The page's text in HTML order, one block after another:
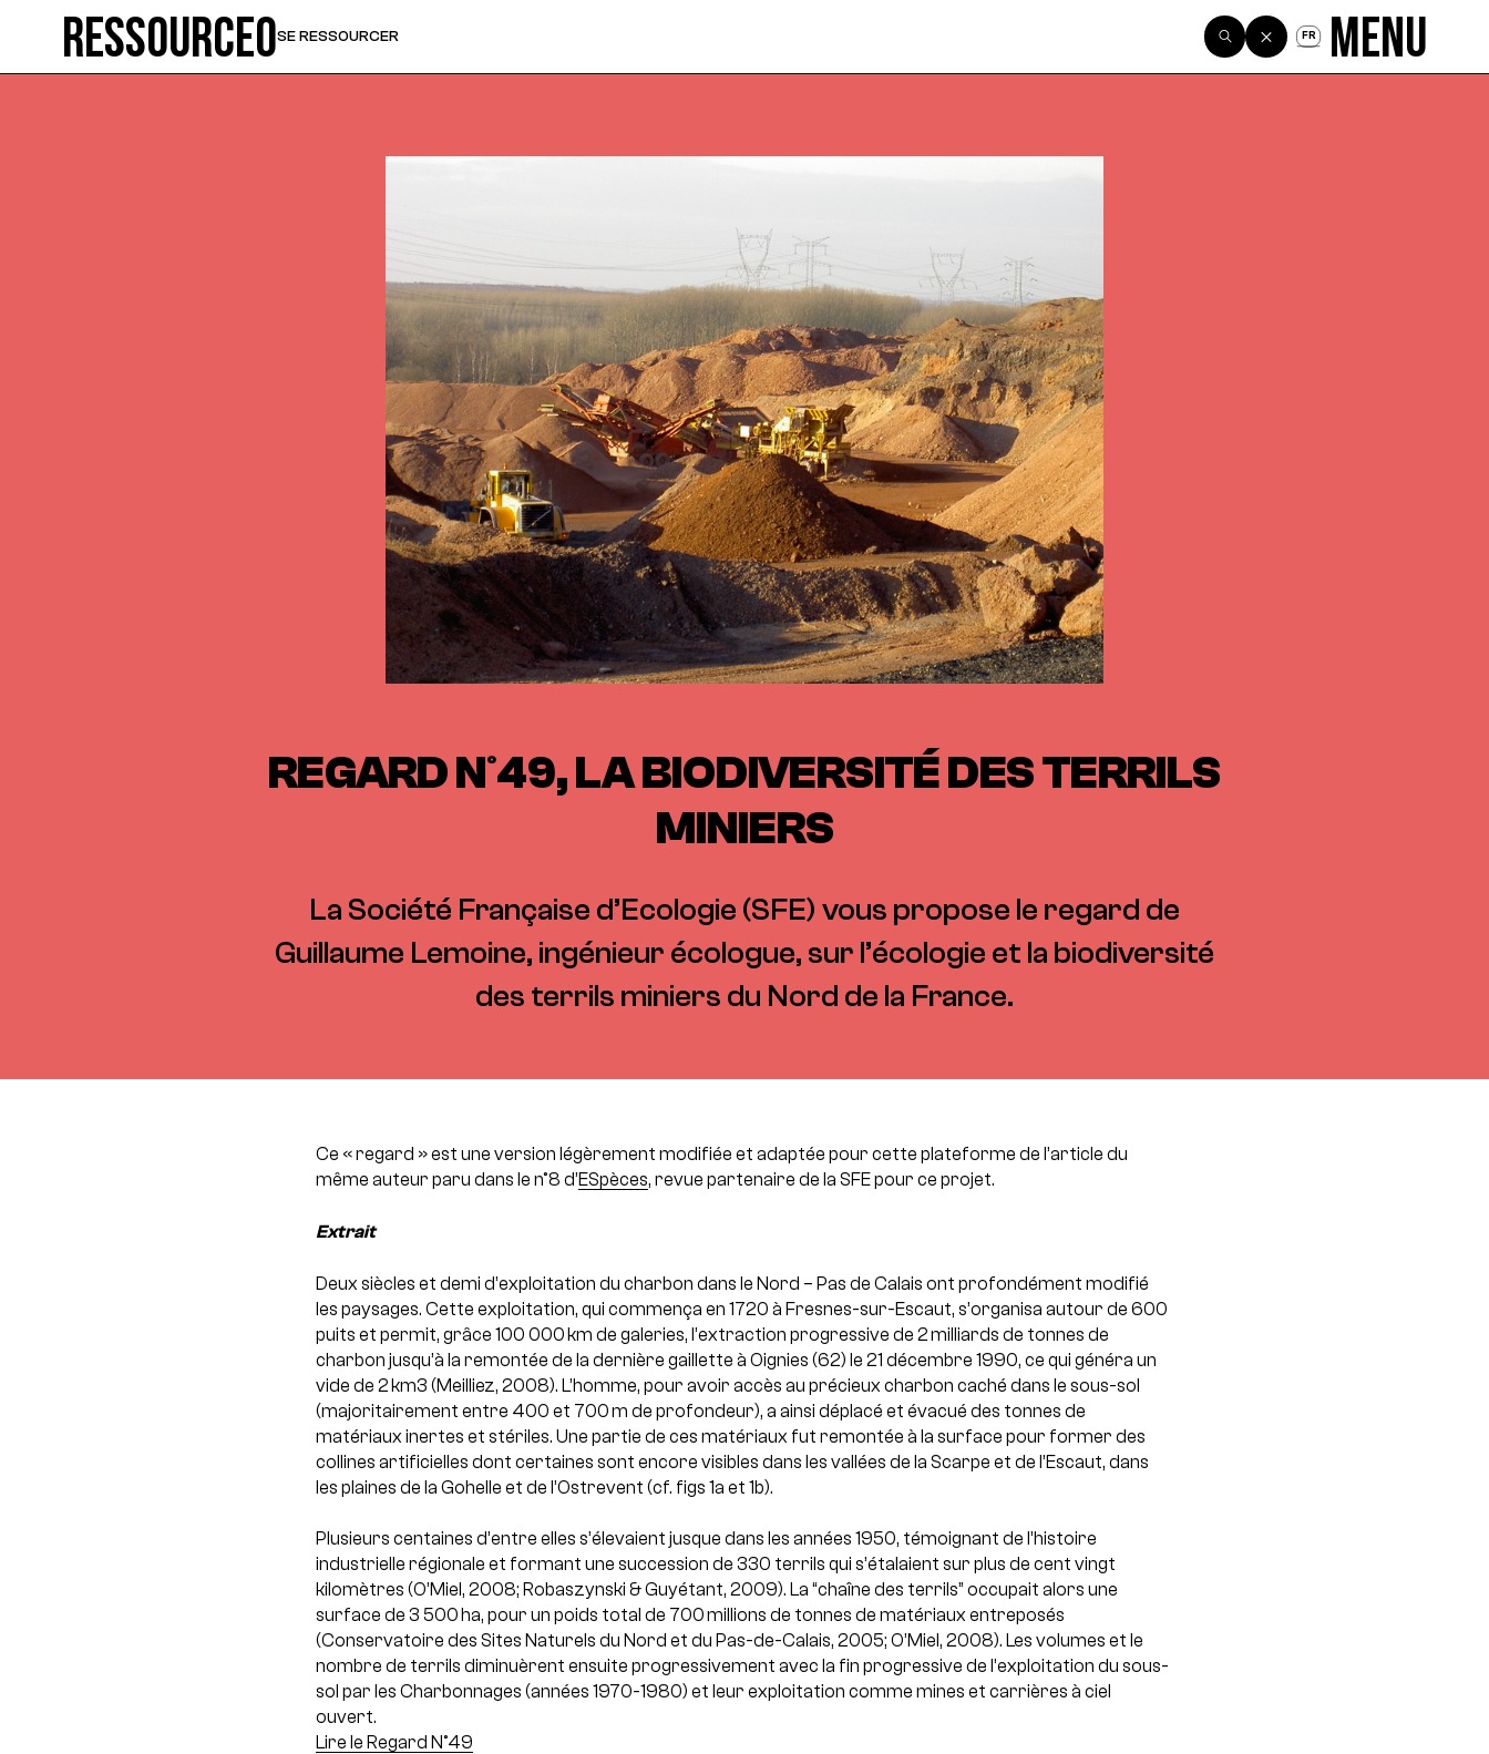
Ressource0SE RESSOURCER FR Menu
REGARD N°49, LA BIODIVERSITÉ DES TERRILS
MINIERS
La Société Française d’Ecologie (SFE) vous propose le regard de
Guillaume Lemoine, ingénieur écologue, sur l’écologie et la biodiversité
des terrils miniers du Nord de la France.
Ce « regard » est une version légèrement modifiée et adaptée pour cette plateforme de l’article du
même auteur paru dans le n°8 d’ESpèces, revue partenaire de la SFE pour ce projet.
Extrait
Deux siècles et demi d’exploitation du charbon dans le Nord – Pas de Calais ont profondément modifié
les paysages. Cette exploitation, qui commença en 1720 à Fresnes-sur-Escaut, s’organisa autour de 600
puits et permit, grâce 100 000 km de galeries, l’extraction progressive de 2 milliards de tonnes de
charbon jusqu’à la remontée de la dernière gaillette à Oignies (62) le 21 décembre 1990, ce qui généra un
vide de 2 km3 (Meilliez, 2008). L’homme, pour avoir accès au précieux charbon caché dans le sous-sol
(majoritairement entre 400 et 700 m de profondeur), a ainsi déplacé et évacué des tonnes de
matériaux inertes et stériles. Une partie de ces matériaux fut remontée à la surface pour former des
collines artificielles dont certaines sont encore visibles dans les vallées de la Scarpe et de l’Escaut, dans
les plaines de la Gohelle et de l’Ostrevent (cf. figs 1a et 1b).
Plusieurs centaines d’entre elles s’élevaient jusque dans les années 1950, témoignant de l’histoire
industrielle régionale et formant une succession de 330 terrils qui s’étalaient sur plus de cent vingt
kilomètres (O’Miel, 2008; Robaszynski & Guyétant, 2009). La “chaîne des terrils” occupait alors une
surface de 3 500 ha, pour un poids total de 700 millions de tonnes de matériaux entreposés
(Conservatoire des Sites Naturels du Nord et du Pas-de-Calais, 2005; O’Miel, 2008). Les volumes et le
nombre de terrils diminuèrent ensuite progressivement avec la fin progressive de l’exploitation du sous-
sol par les Charbonnages (années 1970-1980) et leur exploitation comme mines et carrières à ciel
ouvert.
Lire le Regard N°49